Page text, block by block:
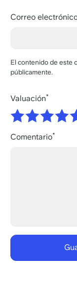
Correo
El contenido de este
públicamente.
Valuación
Comentario